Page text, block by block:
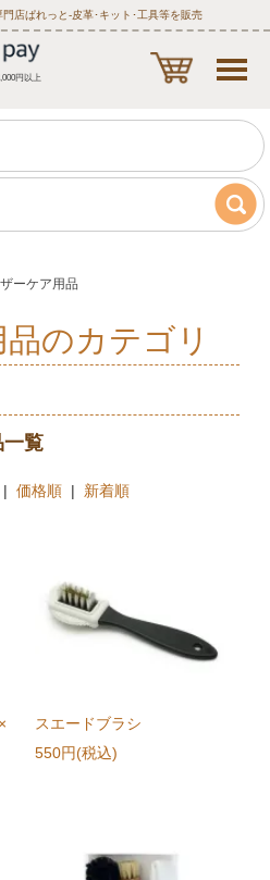
店ぱれっと‐皮革･キット･工具等を販売
円以上
ーケア用品
のカテゴリ
一覧
価格順| 新着順
スエードブラシ
550円(税込)